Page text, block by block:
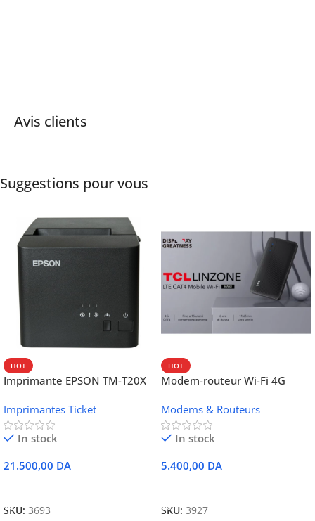
Avis clients
Suggestions pour vous
HOT
Imprimante EPSON TM-T20X
Ethernet
Imprimantes Ticket
In stock
21.500,00 DA
SKU: 3693
HOT
Modem-routeur Wi-Fi 4G
Modems & Routeurs
In stock
5.400,00 DA
SKU: 3927